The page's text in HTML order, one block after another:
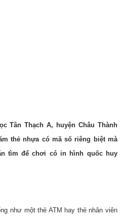
Tân Thạch A, huyện Châu Thành
thẻ nhựa có mã số riêng biệt mà
tìm để chơi có in hình quốc huy
như một thẻ ATM hay thẻ nhân viên